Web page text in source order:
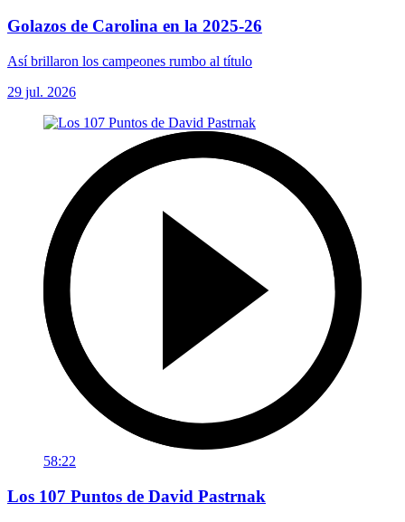
Golazos de Carolina en la 2025-26
Así brillaron los campeones rumbo al título
29 jul. 2026
58:22
Los 107 Puntos de David Pastrnak